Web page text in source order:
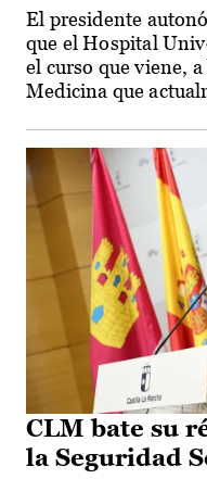
El presidente
que el Hospital
el curso que viene,
Medicina que
CLM bate su
la Seguridad